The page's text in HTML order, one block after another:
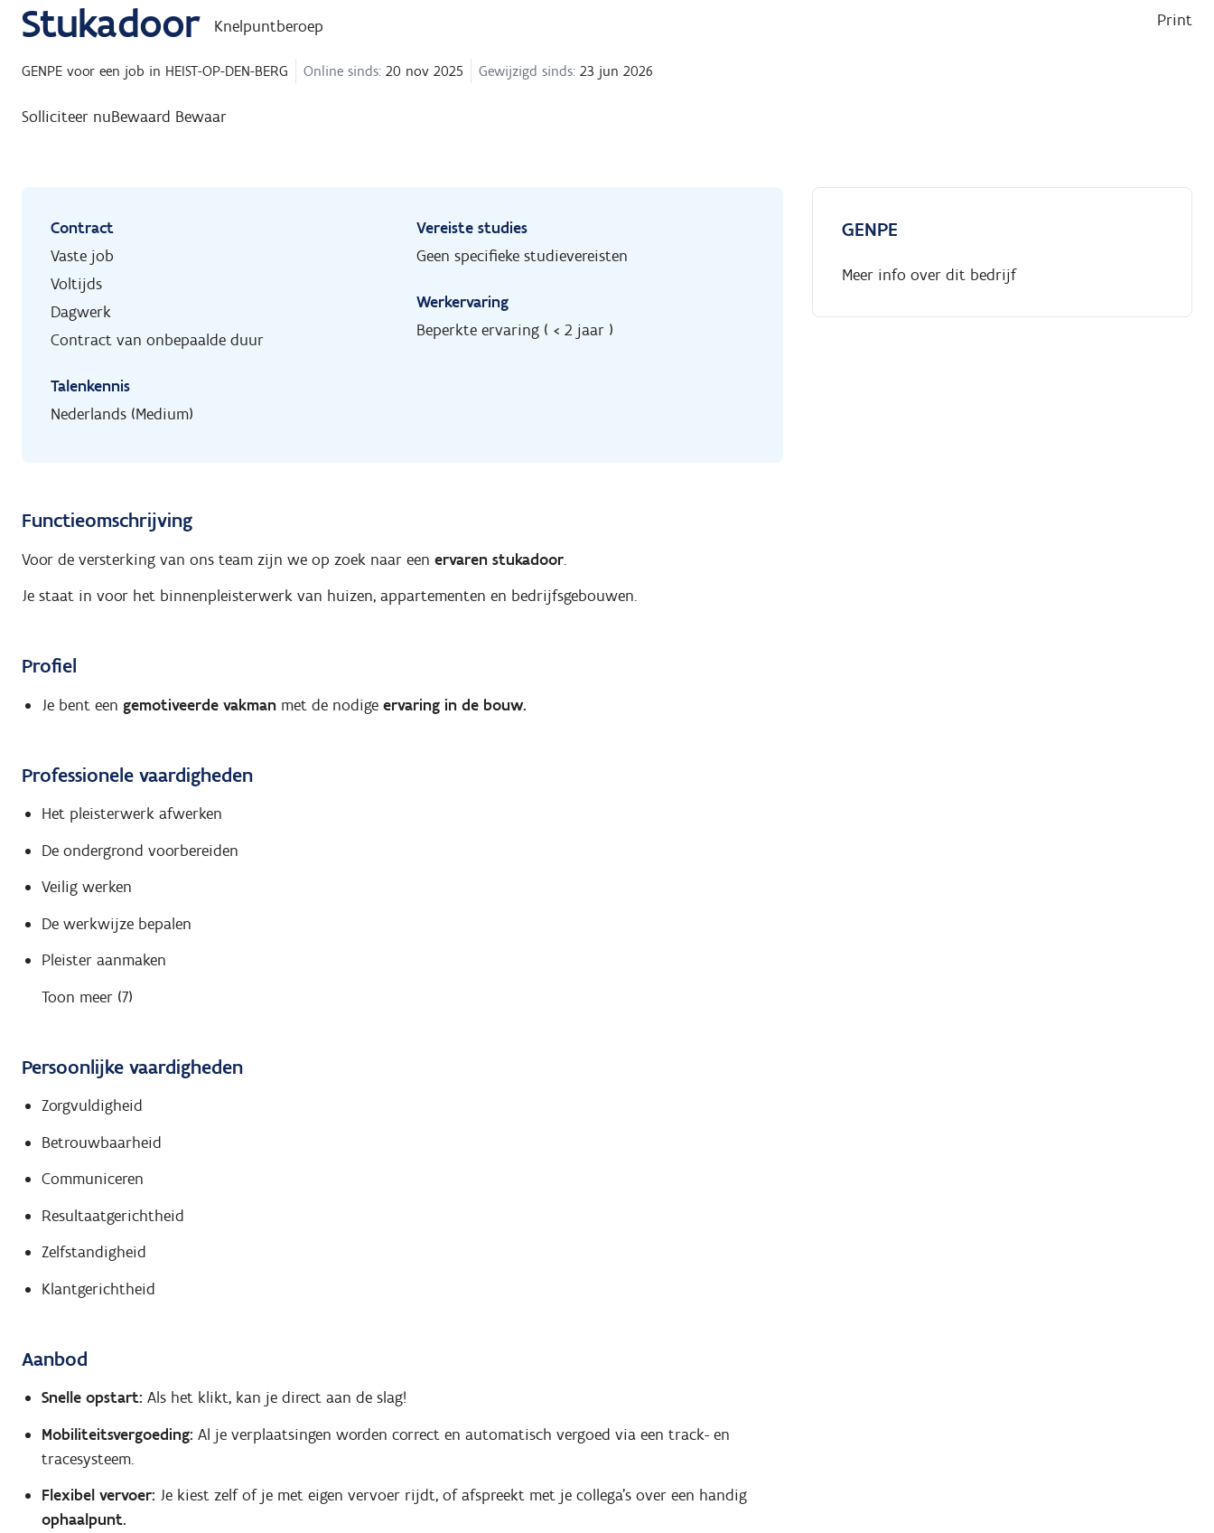
Stukadoor Knelpuntberoep Print
GENPE voor een job in HEIST-OP-DEN-BERG Online sinds: 20 nov 2025 Gewijzigd sinds: 23 jun 2026
Solliciteer nuBewaard Bewaar
Contract
Vaste job
Voltijds
Dagwerk
Contract van onbepaalde duur
Talenkennis
Nederlands (Medium)
Vereiste studies
Geen specifieke studievereisten
Werkervaring
Beperkte ervaring ( < 2 jaar )
Functieomschrijving
Voor de versterking van ons team zijn we op zoek naar een ervaren stukadoor.
Je staat in voor het binnenpleisterwerk van huizen, appartementen en bedrijfsgebouwen.
Profiel
Je bent een gemotiveerde vakmanmet de nodige ervaring in de bouw.
Professionele vaardigheden
Het pleisterwerk afwerken
De ondergrond voorbereiden
Veilig werken
De werkwijze bepalen
Pleister aanmaken
Toon meer (7)
Persoonlijke vaardigheden
Zorgvuldigheid
Betrouwbaarheid
Communiceren
Resultaatgerichtheid
Zelfstandigheid
Klantgerichtheid
Aanbod
Snelle opstart: Als het klikt, kan je direct aan de slag!
Mobiliteitsvergoeding: Al je verplaatsingen worden correct en automatisch vergoed via een track- en
tracesysteem.
Flexibel vervoer: Je kiest zelf of je met eigen vervoer rijdt, of afspreekt met je collega's over een handig
ophaalpunt.
GENPE
Meer info over dit bedrijf